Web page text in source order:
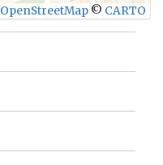
OpenStreetMap © CARTO